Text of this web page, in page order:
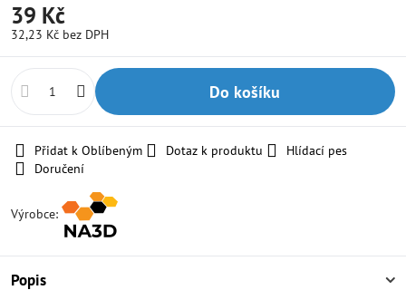
39 Kč
32,23 Kč bez DPH
Do košíku
Přidat k Oblíbeným Dotaz k produktu
Hlídací pes
Doručení
Výrobce:
Popis